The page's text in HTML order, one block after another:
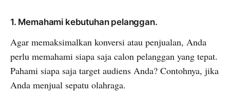
1. Memahami kebutuhan pelanggan.
Agar memaksimalkan konversi atau penjualan, Anda
perlu memahami siapa saja calon pelanggan yang tepat.
Pahami siapa saja target audiens Anda? Contohnya, jika
Anda menjual sepatu olahraga.